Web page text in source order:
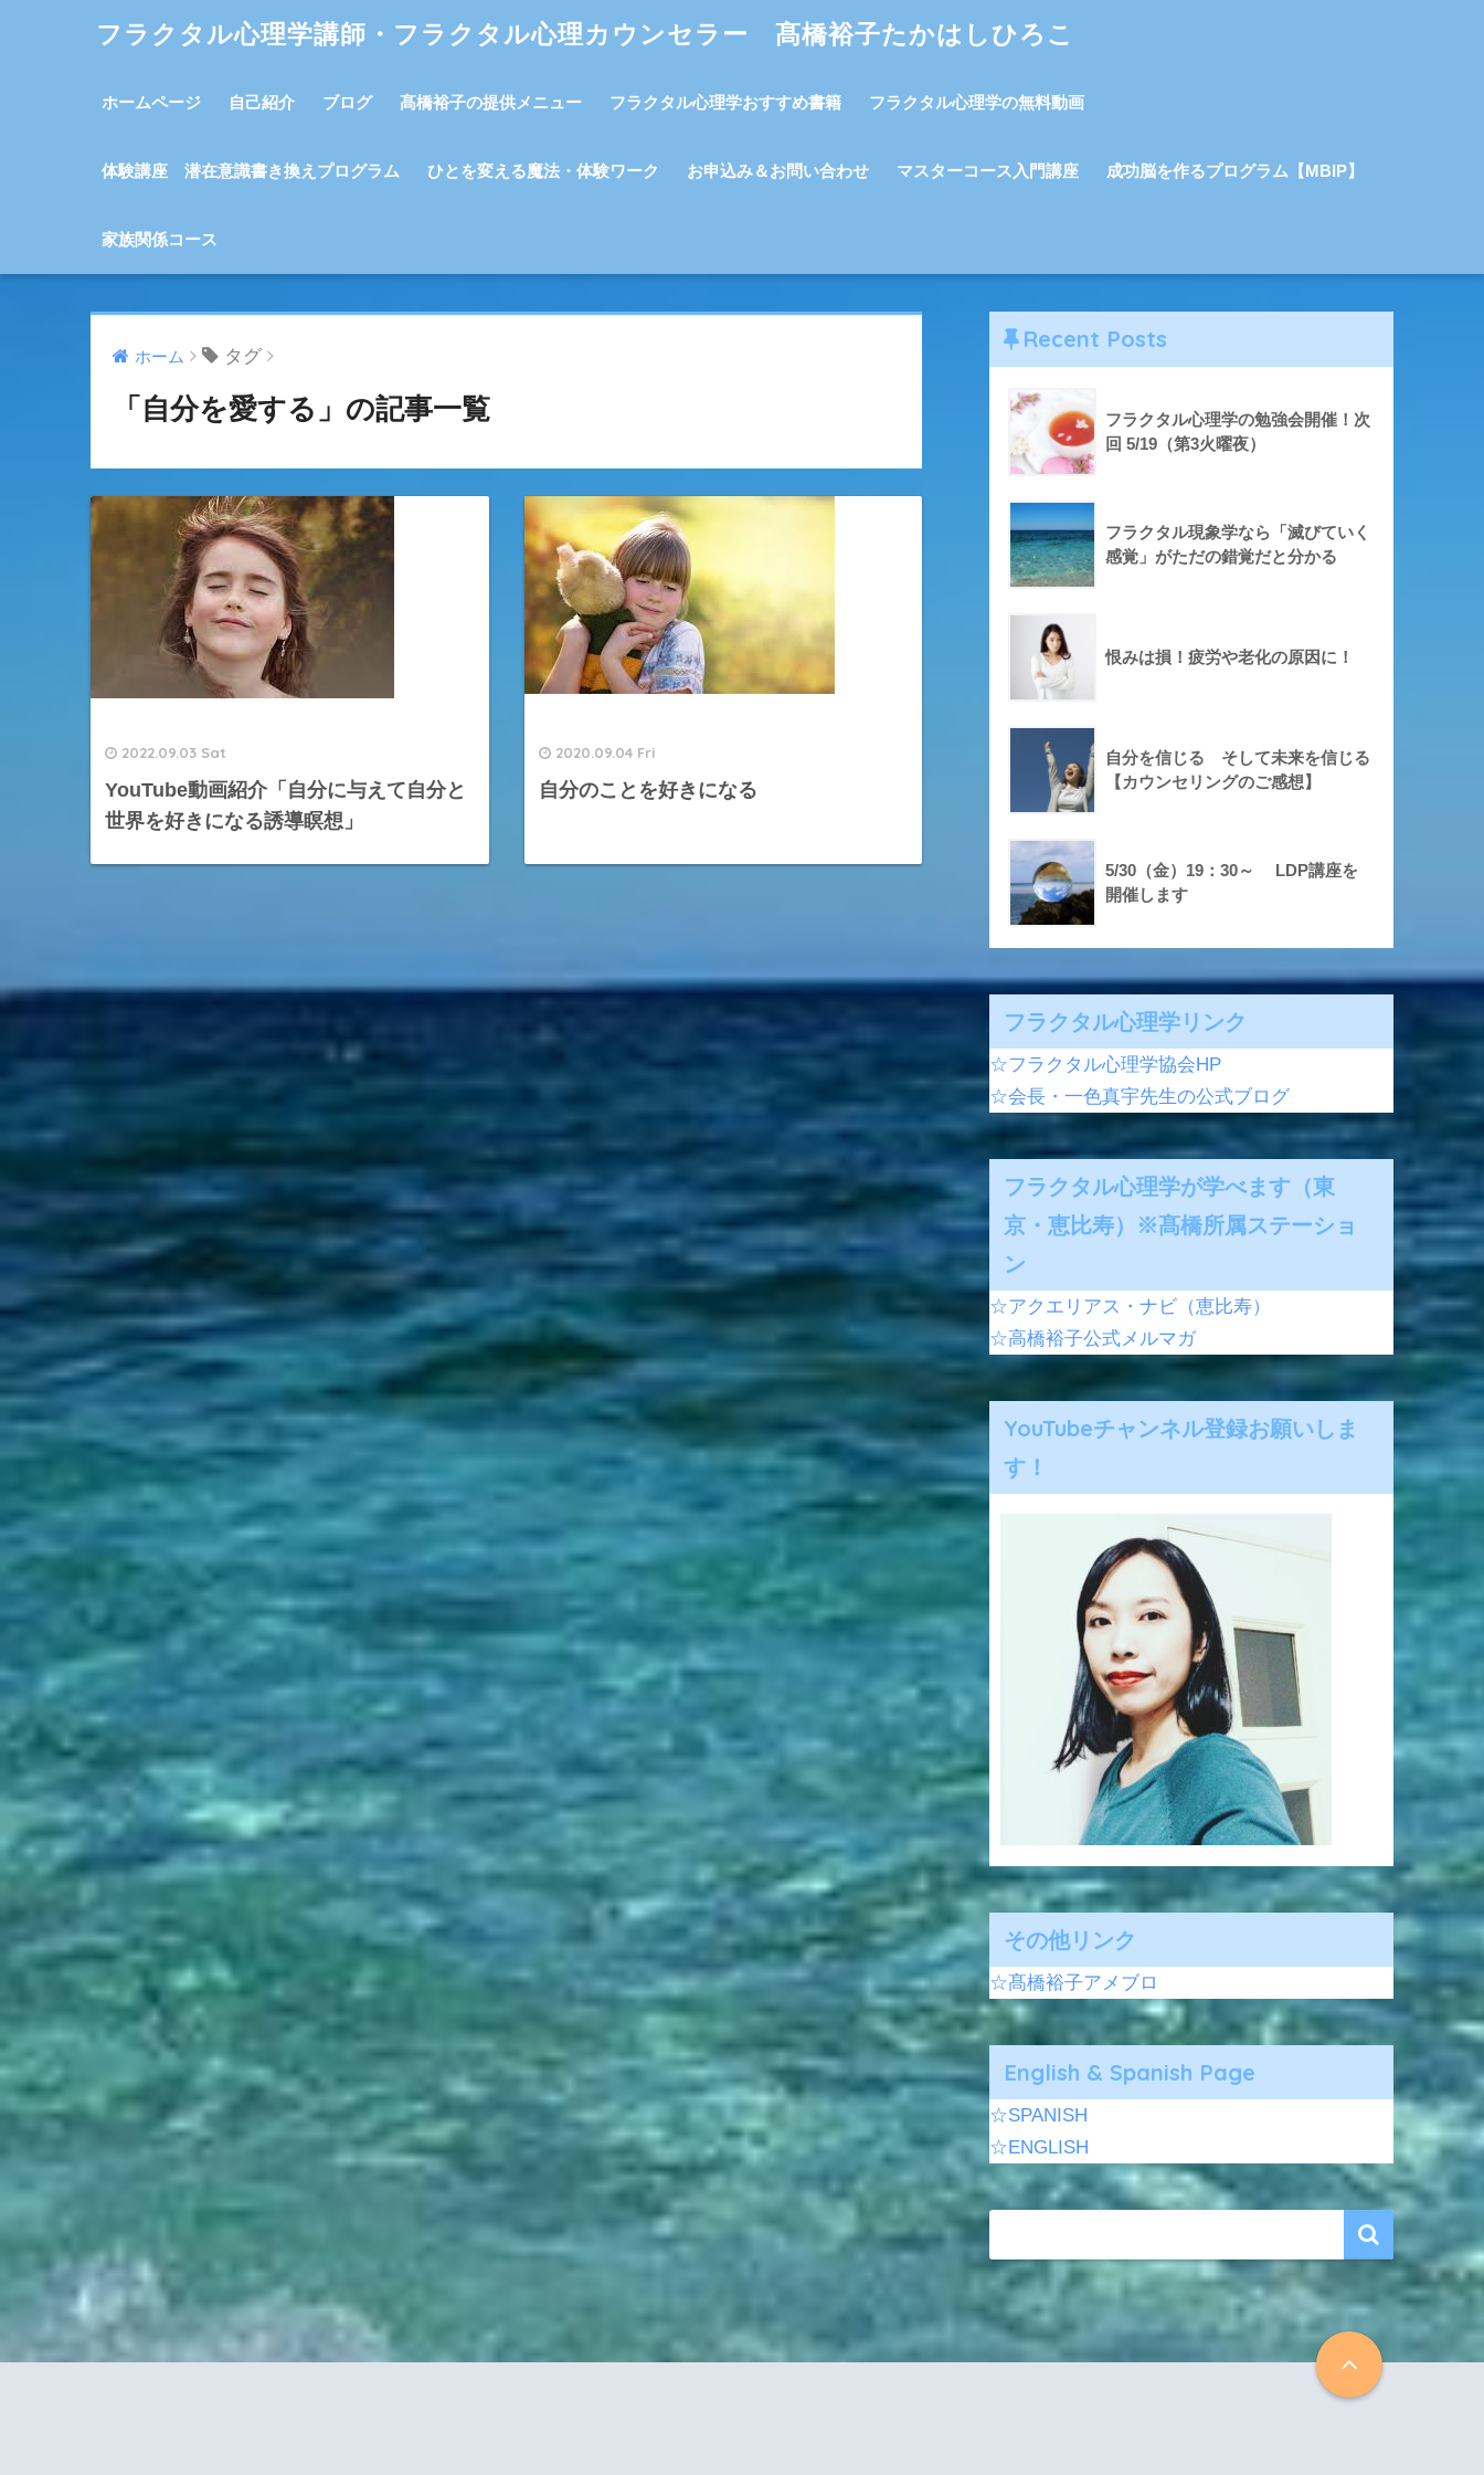
フラクタル心理学講師・フラクタル心理カウンセラー 髙橋裕子たかはしひろこ
ホームページ 自己紹介 ブログ 髙橋裕子の提供メニュー フラクタル心理学おすすめ書籍 フラクタル心理学の無料動画
体験講座 潜在意識書き換えプログラム ひとを変える魔法・体験ワーク お申込み＆お問い合わせ マスターコース入門講座 成功脳を作るプログラム【MBIP】
家族関係コース
ホーム タグ
「自分を愛する」の記事一覧
2022.09.03 Sat
YouTube動画紹介「自分に与えて自分と
世界を好きになる誘導瞑想」
2020.09.04 Fri
自分のことを好きになる
Recent Posts
フラクタル心理学の勉強会開催！次
回 5/19（第3火曜夜）
フラクタル現象学なら「滅びていく
感覚」がただの錯覚だと分かる
恨みは損！疲労や老化の原因に！
自分を信じる そして未来を信じる
【カウンセリングのご感想】
5/30（金）19：30～ LDP講座を
開催します
フラクタル心理学リンク
☆フラクタル心理学協会HP
☆会長・一色真宇先生の公式ブログ
フラクタル心理学が学べます（東
京・恵比寿）※髙橋所属ステーショ
ン
☆アクエリアス・ナビ（恵比寿）
☆高橋裕子公式メルマガ
YouTubeチャンネル登録お願いしま
す！
その他リンク
☆髙橋裕子アメブロ
English & Spanish Page
☆SPANISH
☆ENGLISH